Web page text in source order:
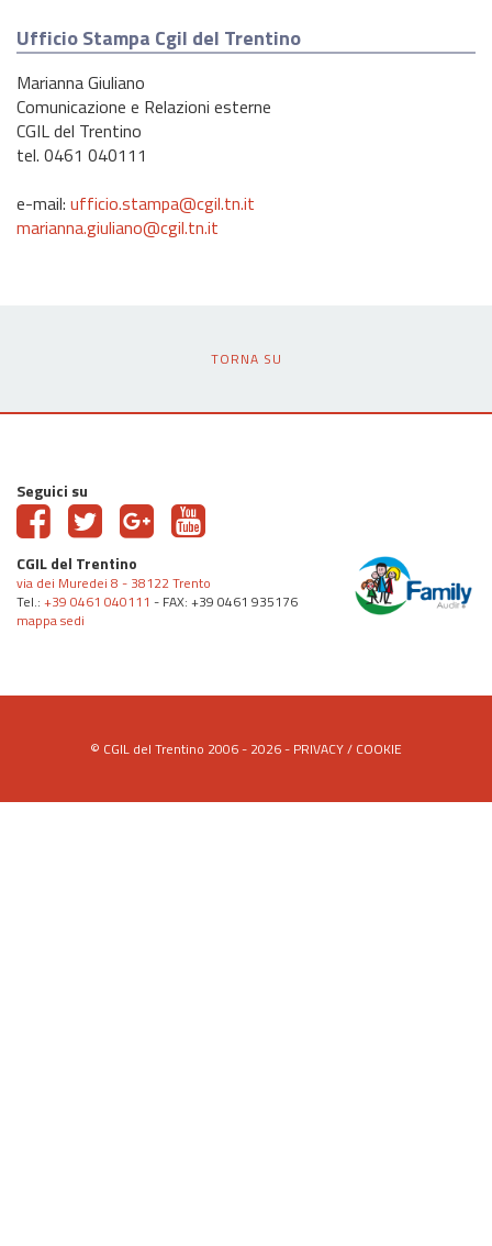
Ufficio Stampa Cgil del Trentino
Marianna Giuliano
Comunicazione e Relazioni esterne
CGIL del Trentino
tel. 0461 040111
e-mail: ufficio.stampa@cgil.tn.it
marianna.giuliano@cgil.tn.it
TORNA SU
Seguici su
CGIL del Trentino
via dei Muredei 8 - 38122 Trento
Tel.: +39 0461 040111 - FAX: +39 0461 935176
mappa sedi
© CGIL del Trentino 2006 - 2026 - PRIVACY/ COOKIE